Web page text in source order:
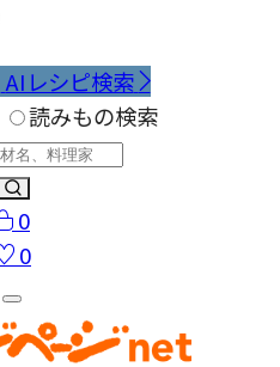
AIレシピ検索
読みもの検索
0
0